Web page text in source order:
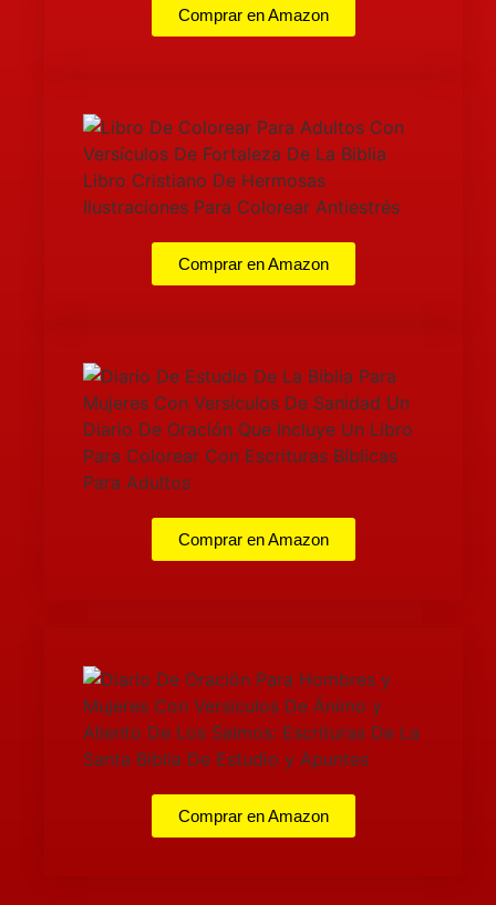
Comprar en Amazon
Comprar en Amazon
Comprar en Amazon
Comprar en Amazon